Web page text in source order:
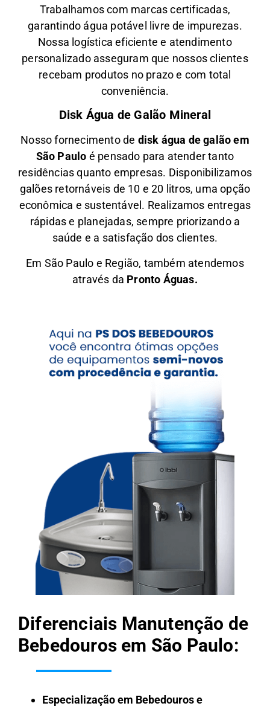
Trabalhamos com marcas certificadas,
garantindo água potável livre de impurezas.
Nossa logística eficiente e atendimento
personalizado asseguram que nossos clientes
recebam produtos no prazo e com total
conveniência.
Disk Água de Galão Mineral
Nosso fornecimento de disk água de galão em
São Paulo é pensado para atender tanto
residências quanto empresas. Disponibilizamos
galões retornáveis de 10 e 20 litros, uma opção
econômica e sustentável. Realizamos entregas
rápidas e planejadas, sempre priorizando a
saúde e a satisfação dos clientes.
Em São Paulo e Região, também atendemos
através da Pronto Águas.
Diferenciais Manutenção de
Bebedouros em São Paulo:
Especialização em Bebedouros e